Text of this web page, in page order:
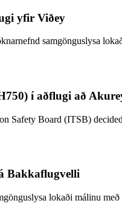
yfir Viðey
samgönguslysa
í aðflugi að
Safety Board (ITSB)
Bakkaflugvelli
lokaði málinu